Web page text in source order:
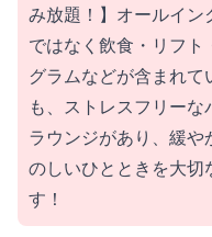
み放題！】オールイン
ではなく飲食・リフト
グラムなどが含まれて
も、ストレスフリー
ラウンジがあり、緩や
のしいひとときを大切
す！